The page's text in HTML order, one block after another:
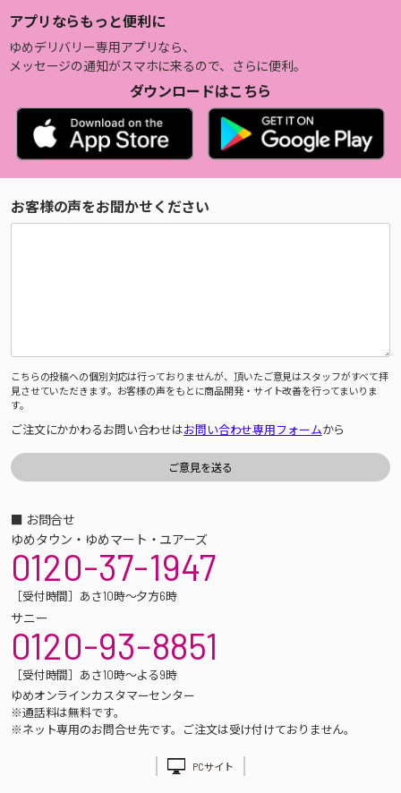
アプリならもっと便利に
ゆめデリバリー専用アプリなら、
メッセージの通知がスマホに来るので、さらに便利。
ダウンロードはこちら
お客様の声をお聞かせください
こちらの投稿への個別対応は行っておりませんが、頂いたご意見はスタッフがすべて拝
見させていただきます。お客様の声をもとに商品開発・サイト改善を行ってまいりま
す。
ご注文にかかわるお問い合わせはお問い合わせ専用フォームから
■ お問合せ
ゆめタウン・ゆめマート・ユアーズ
0120-37-1947
［受付時間］あさ10時～夕方6時
サニー
0120-93-8851
［受付時間］あさ10時～よる9時
ゆめオンラインカスタマーセンター
※通話料は無料です。
※ネット専用のお問合せ先です。ご注文は受け付けておりません。
PCサイト